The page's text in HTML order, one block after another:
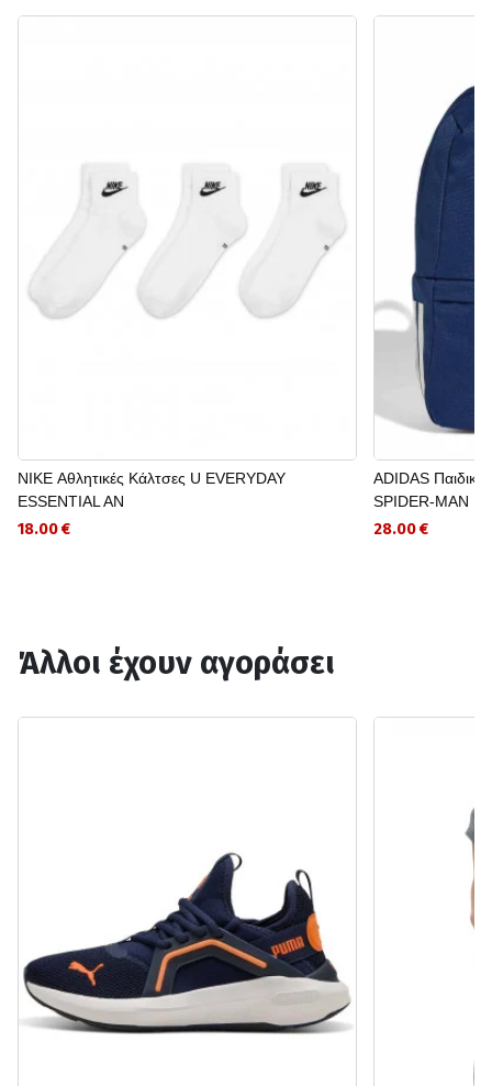
NIKE Αθλητικές Κάλτσες U EVERYDAY
ESSENTIAL AN
18.00 €
ADIDAS Παιδικό
SPIDER-MAN
28.00 €
Άλλοι έχουν αγοράσει